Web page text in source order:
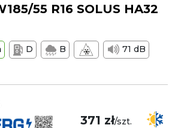
55 R16 SOLUS HA32
D B
71 dB
371 zł/szt.